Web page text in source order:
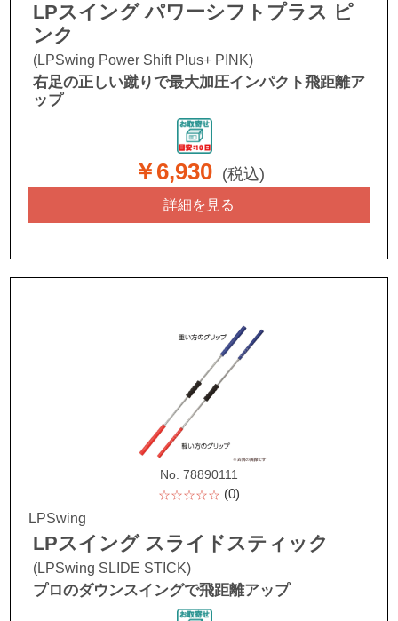
LPスイング パワーシフトプラス ピ
ンク
(LPSwing Power Shift Plus+ PINK)
右足の正しい蹴りで最大加圧インパクト飛距離ア
ップ
￥6,930 (税込)
詳細を見る
No. 78890111
☆☆☆☆☆ (0)
LPSwing
LPスイング スライドスティック
(LPSwing SLIDE STICK)
プロのダウンスイングで飛距離アップ